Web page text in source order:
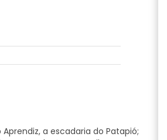
a escadaria do Patapió;